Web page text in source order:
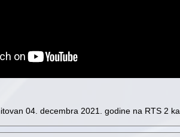
04. decembra 2021. godine na RTS 2